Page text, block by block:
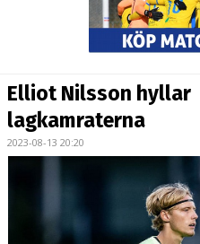
BILDGALLERI
KONTAKT
ETTAN SÖDRA
Elliot Nilsson hyllar
lagkamraterna
2023-08-13 20:20